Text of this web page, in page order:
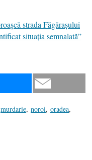
strada Făgărașului
situația semnalată”
murdarie, noroi, oradea,